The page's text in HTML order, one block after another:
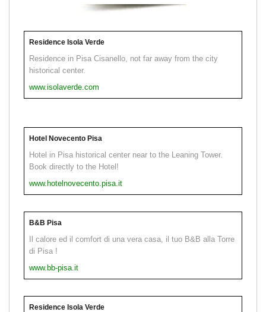
Residence Isola Verde
Residence in Pisa Cisanello, not far away from the city
historical center.
www.isolaverde.com
Hotel Novecento Pisa
Hotel in Pisa historical center near to the Leaning Tower.
Book directly to the Hotel!
www.hotelnovecento.pisa.it
B&B Pisa
Il calore ed il comfort di una vera casa, il tuo B&B alla Torre
di Pisa !
www.bb-pisa.it
Residence Isola Verde